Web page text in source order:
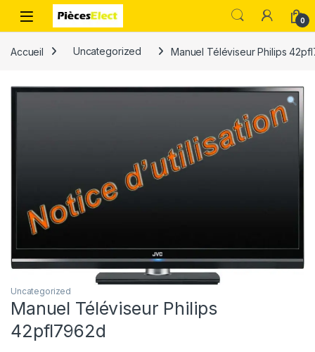
0
Accueil Uncategorized Manuel Téléviseur Philips
Uncategorized
Manuel Téléviseur Philips
42pfl7962d